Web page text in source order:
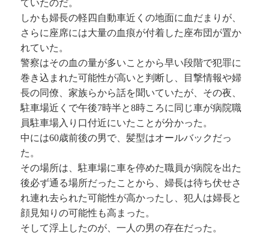
ていたのだ。
しかも婦長の軽四自動車近くの地面に血だまりが、
さらに座席には大量の血痕が付着した座布団が置か
れていた。
警察はその血の量が多いことから早い段階で犯罪に
巻き込まれた可能性が高いと判断し、目撃情報や婦
長の同僚、家族らから話を聞いていたが、その夜、
駐車場近くで午後7時半と8時ころに同じ車が病院職
員駐車場入り口付近にいたことが分かった。
中には60歳前後の男で、髪型はオールバックだっ
た。
その場所は、駐車場に車を停めた職員が病院を出た
後必ず通る場所だったことから、婦長は待ち伏せさ
れ連れ去られた可能性が高かったし、犯人は婦長と
顔見知りの可能性も高まった。
そして浮上したのが、一人の男の存在だった。